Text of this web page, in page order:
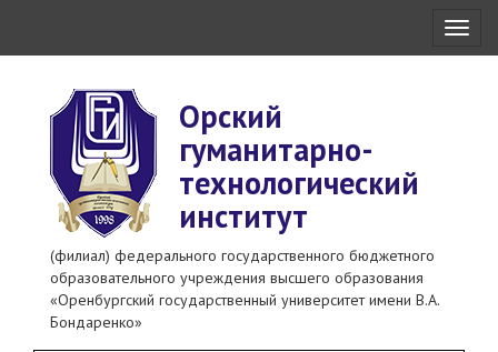
Орский
гуманитарно-
технологический
институт
(филиал) федерального государственного бюджетного
образовательного учреждения высшего образования
«Оренбургский государственный университет имени В.А.
Бондаренко»